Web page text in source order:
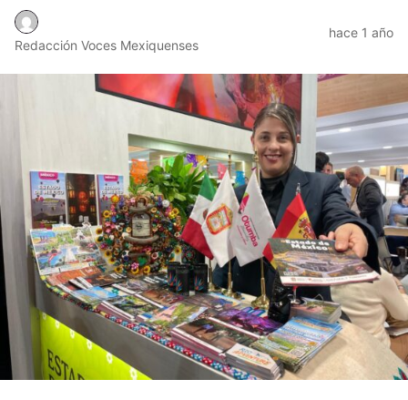
Redacción Voces Mexiquenses
hace 1 año